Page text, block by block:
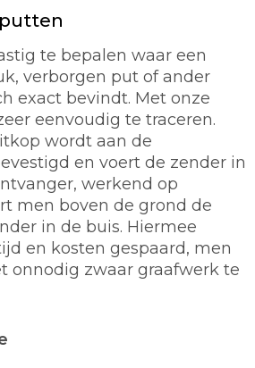
te bepalen waar een
verborgen put of ander
exact bevindt. Met onze
eenvoudig te traceren.
wordt aan de
en voert de zender in
werkend op
men boven de grond de
in de buis. Hiermee
en kosten gespaard, men
onnodig zwaar graafwerk te